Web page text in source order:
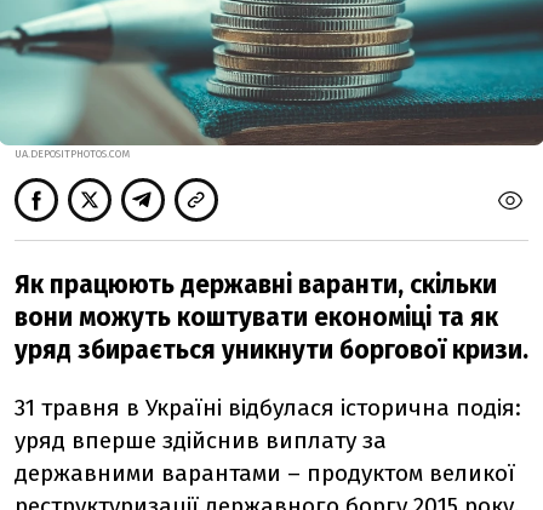
UA.DEPOSITPHOTOS.COM
Як працюють державні варанти, скільки
вони можуть коштувати економіці та як
уряд збирається уникнути боргової кризи.
31 травня в Україні відбулася історична подія:
уряд вперше здійснив виплату за
державними варантами – продуктом великої